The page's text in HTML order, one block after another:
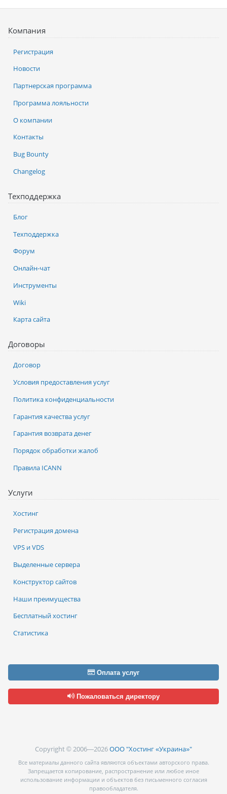
Услуги
Хостинг
Регистрация домена
VPS и VDS
Выделенные сервера
Конструктор сайтов
Наши преимущества
Бесплатный хостинг
Статистика
Компания
Регистрация
Новости
Партнерская программа
Программа лояльности
О компании
Контакты
Bug Bounty
Changelog
Техподдержка
Блог
Техподдержка
Форум
Онлайн-чат
Инструменты
Wiki
Карта сайта
Договоры
Договор
Условия предоставления услуг
Политика конфиденциальности
Гарантия качества услуг
Гарантия возврата денег
Порядок обработки жалоб
Правила ICANN
Оплата услуг
Пожаловаться директору
Copyright © 2006—2026ООО "Хостинг «Украина»"
Все материалы данного сайта являются объектами авторского права.
Запрещается копирование, распространение или любое иное
использование информации и объектов без письменного согласия
правообладателя.